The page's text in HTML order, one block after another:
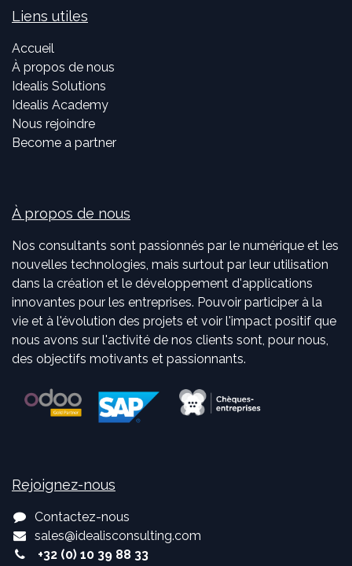
Liens utiles
Accueil
À propos de nous
Idealis Solutions
Idealis Academy
Nous rejoindre
Become a partner
À propos de nous
Nos consultants sont passionnés par le numérique et les
nouvelles technologies, mais surtout par leur utilisation
dans la création et le développement d'applications
innovantes pour les entreprises. Pouvoir participer à la
vie et à l'évolution des projets et voir l'impact positif que
nous avons sur l'activité de nos clients sont, pour nous,
des objectifs motivants et passionnants.
Rejoignez-nous
Contactez-nous
sales@idealisconsulting.com
+32 (0) 10 39 88 33